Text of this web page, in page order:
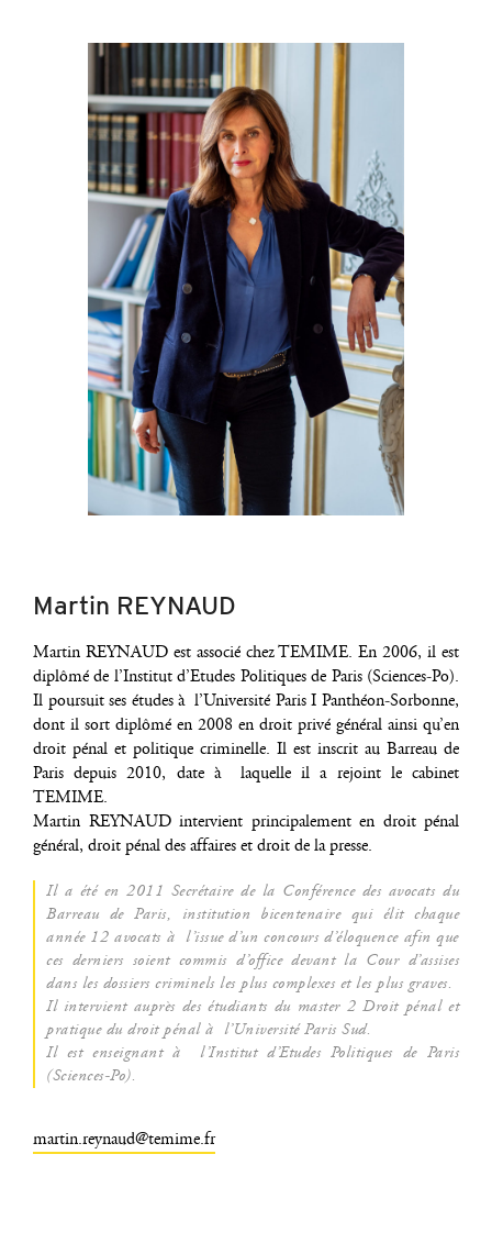
Martin REYNAUD
Mar­tin REYNAUD est asso­cié chez TEMIME. En 2006, il est
diplô­mé de l’Ins­ti­tut d’E­tudes Poli­tiques de Paris (Sciences-Po).
Il pour­suit ses études à l’U­ni­ver­si­té Paris I Pan­théon-Sor­bonne,
dont il sort diplô­mé en 2008 en droit pri­vé géné­ral ain­si qu’en
droit pénal et poli­tique cri­mi­nelle. Il est ins­crit au Bar­reau de
Paris depuis 2010, date à laquelle il a rejoint le cabi­net
TEMIME.
Mar­tin REYNAUD inter­vient prin­ci­pa­le­ment en droit pénal
géné­ral, droit pénal des affaires et droit de la presse.
Il a été en 2011 Secré­taire de la Confé­rence des avo­cats du
Bar­reau de Paris, ins­ti­tu­tion bicen­te­naire qui élit chaque
année 12 avo­cats à l’is­sue d’un concours d’é­lo­quence afin que
ces der­niers soient com­mis d’of­fice devant la Cour d’as­sises
dans les dos­siers cri­mi­nels les plus com­plexes et les plus graves.
Il inter­vient auprès des étu­diants du mas­ter 2 Droit pénal et
pra­tique du droit pénal à l’U­ni­ver­si­té Paris Sud.
Il est ensei­gnant à l’Ins­ti­tut d’E­tudes Poli­tiques de Paris
(Sciences-Po).
martin.reynaud@temime.fr